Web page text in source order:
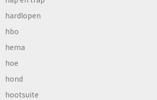
hardlopen
hbo
hema
hoe
hond
hootsuite